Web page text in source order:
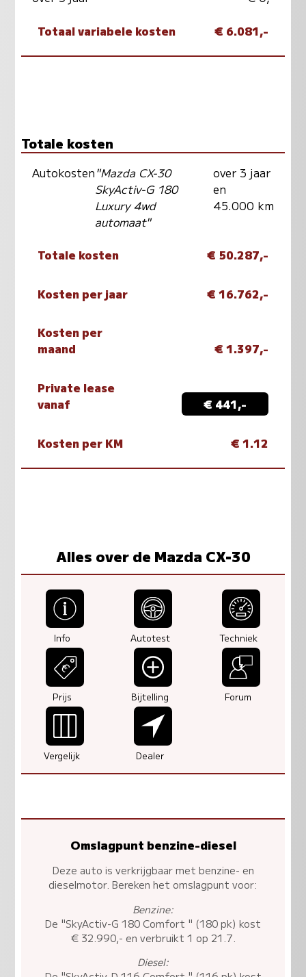
Totaal variabele kosten € 6.081,-
Totale kosten
Autokosten"Mazda CX-30
SkyActiv-G 180
Luxury 4wd
automaat"
over 3 jaar
en
45.000 km
Totale kosten € 50.287,-
Kosten per jaar € 16.762,-
Kosten per
maand
€ 1.397,-
Private lease
vanaf
€ 441,-
Kosten per KM € 1.12
Alles over de Mazda CX-30
Info Autotest Techniek
Prijs Bijtelling Forum
Vergelijk Dealer
Omslagpunt benzine-diesel
Deze auto is verkrijgbaar met benzine- en
dieselmotor. Bereken het omslagpunt voor:
Benzine:
De "SkyActiv-G 180 Comfort " (180 pk) kost
€ 32.990,- en verbruikt 1 op 21.7.
Diesel: